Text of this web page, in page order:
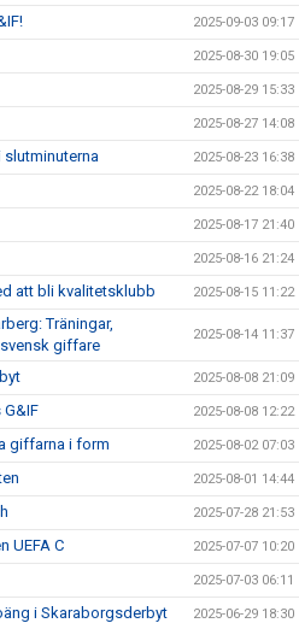
2025-09-03 09:17
2025-08-30 19:05
2025-08-29 15:33
2025-08-27 14:08
slutminuterna 2025-08-23 16:38
2025-08-22 18:04
2025-08-17 21:40
2025-08-16 21:24
att bli kvalitetsklubb 2025-08-15 11:22
Träningar,
giffare
2025-08-14 11:37
2025-08-08 21:09
2025-08-08 12:22
giffarna i form 2025-08-02 07:03
2025-08-01 14:44
2025-07-28 21:53
UEFA C 2025-07-07 10:20
2025-07-03 06:11
i Skaraborgsderbyt 2025-06-29 18:30